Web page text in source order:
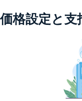
価格設定と